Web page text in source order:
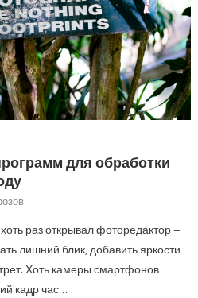
для обработки
раз открывал фоторедактор –
лишний блик, добавить яркости
Хоть камеры смартфонов
кадр час…